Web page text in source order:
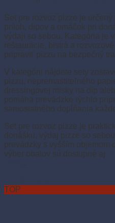
Set pre rozvoz pizze je
príloh, dipov a omáčok pri
výdaji so sebou. Kategória je
reštaurácie, bistrá a
pripraviť pizzu na bezpečný
V kategórii nájdete sety
pizzu, nepremastiteľného
dressingovej misky na dip
pomáha prevádzke rýchlo
samostatného dopĺňania
Set pre rozvoz pizze je
donášku, výdaj pizze so
prevádzky s vyšším objemom
výber obalov sú dostupné aj
.
TOP